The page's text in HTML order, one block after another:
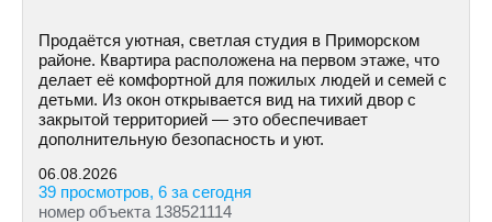
Продаётся уютная, светлая студия в Приморском
районе. Квартира расположена на первом этаже, что
делает её комфортной для пожилых людей и семей с
детьми. Из окон открывается вид на тихий двор с
закрытой территорией — это обеспечивает
дополнительную безопасность и уют.
06.08.2026
39 просмотров, 6 за сегодня
номер объекта 138521114